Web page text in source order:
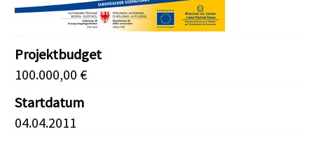
Projektbudget
100.000,00 €
Startdatum
04.04.2011